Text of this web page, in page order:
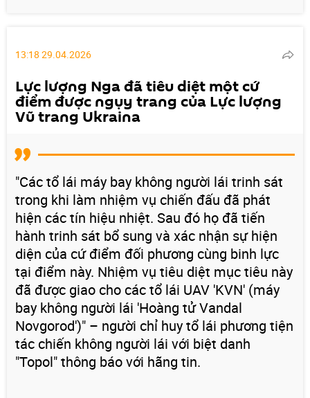
13:18 29.04.2026
Lực lượng Nga đã tiêu diệt một cứ
điểm được ngụy trang của Lực lượng
Vũ trang Ukraina
"Các tổ lái máy bay không người lái trinh sát
trong khi làm nhiệm vụ chiến đấu đã phát
hiện các tín hiệu nhiệt. Sau đó họ đã tiến
hành trinh sát bổ sung và xác nhận sự hiện
diện của cứ điểm đối phương cùng binh lực
tại điểm này. Nhiệm vụ tiêu diệt mục tiêu này
đã được giao cho các tổ lái UAV 'KVN' (máy
bay không người lái 'Hoàng tử Vandal
Novgorod')" – người chỉ huy tổ lái phương tiện
tác chiến không người lái với biệt danh
"Topol" thông báo với hãng tin.